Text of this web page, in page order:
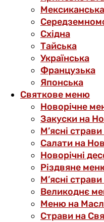
Мексиканська
Східна
Тайська
Українська
Французька
Японська
Святкове меню
Новорічне
Закуски на
М’ясні
Салати на
Новорічні
Різдвяне
М’ясні
Великоднє
Меню на
Страви на